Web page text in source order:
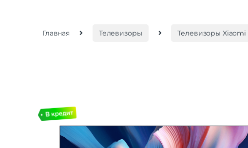
Главная Телевизоры Телевизоры Xiaomi